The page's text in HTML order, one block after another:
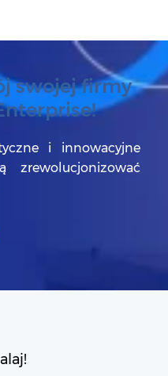
swojej firmy
i innowacyjne
zrewolucjonizować